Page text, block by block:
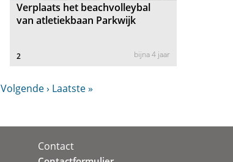
Verplaats het beachvolleybal
van atletiekbaan Parkwijk
2 bijna 4 jaar
Volgende › Laatste »
Contact